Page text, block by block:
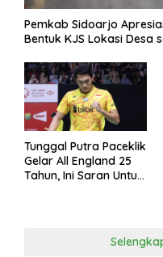
Pemkab Sidoarjo
Bentuk KJS Lokasi Desa
Tunggal Putra Paceklik
Gelar All England 25
Tahun, Ini Saran Untuk